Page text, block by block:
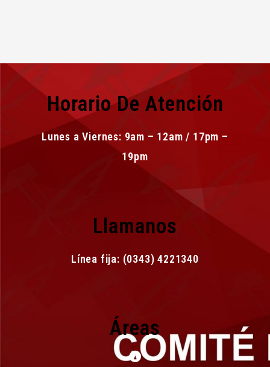
Horario De Atención
Lunes a Viernes: 9am – 12am / 17pm –
19pm
Llamanos
Línea fija: (0343) 4221340
Áreas